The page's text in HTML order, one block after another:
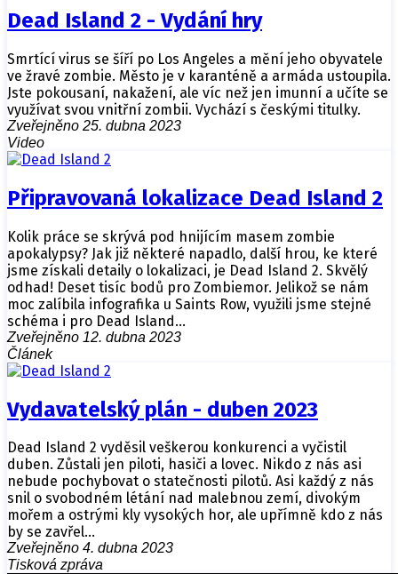
Dead Island 2 - Vydání hry
Smrtící virus se šíří po Los Angeles a mění jeho obyvatele
ve žravé zombie. Město je v karanténě a armáda ustoupila.
Jste pokousaní, nakažení, ale víc než jen imunní a učíte se
využívat svou vnitřní zombii. Vychází s českými titulky.
Zveřejněno 25. dubna 2023
Video
Připravovaná lokalizace Dead Island 2
Kolik práce se skrývá pod hnijícím masem zombie
apokalypsy? Jak již některé napadlo, další hrou, ke které
jsme získali detaily o lokalizaci, je Dead Island 2. Skvělý
odhad! Deset tisíc bodů pro Zombiemor. Jelikož se nám
moc zalíbila infografika u Saints Row, využili jsme stejné
schéma i pro Dead Island…
Zveřejněno 12. dubna 2023
Článek
Vydavatelský plán - duben 2023
Dead Island 2 vyděsil veškerou konkurenci a vyčistil
duben. Zůstali jen piloti, hasiči a lovec. Nikdo z nás asi
nebude pochybovat o statečnosti pilotů. Asi každý z nás
snil o svobodném létání nad malebnou zemí, divokým
mořem a ostrými kly vysokých hor, ale upřímně kdo z nás
by se zavřel…
Zveřejněno 4. dubna 2023
Tisková zpráva